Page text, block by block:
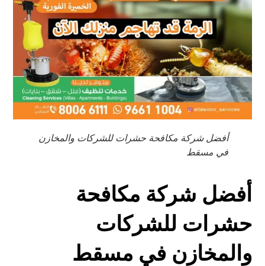
أفضل شركة مكافحة حشرات للشركات والمخازن
في مسقط
أفضل شركة مكافحة
حشرات للشركات
والمخازن في مسقط